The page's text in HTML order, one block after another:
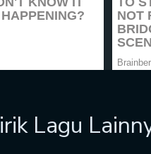
Lagu